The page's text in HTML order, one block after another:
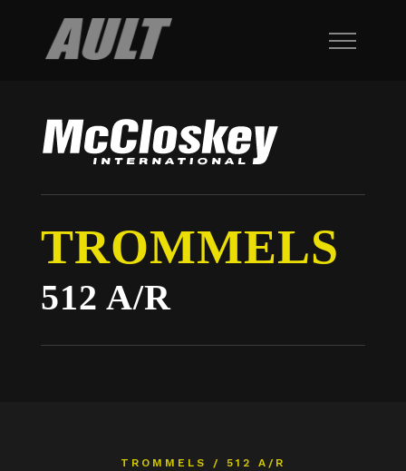
TROMMELS
512 A/R
TROMMELS / 512 A/R